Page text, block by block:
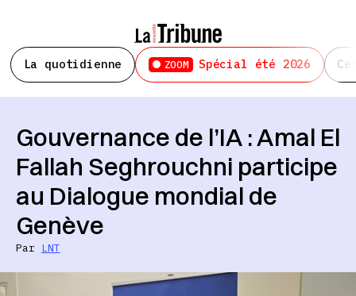
La quotidienne ZOOM Spécial été 2026
Gouvernance de l’IA : Amal El
Fallah Seghrouchni participe
au Dialogue mondial de
Genève
Par LNT